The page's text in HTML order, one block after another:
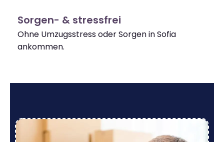
Sorgen- & stressfrei
Ohne Umzugsstress oder Sorgen in Sofia
ankommen.